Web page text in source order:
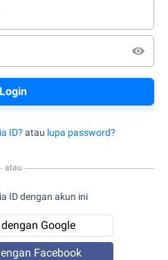
ID? atau lupa password?
atau
ID dengan akun ini
Google
Facebook